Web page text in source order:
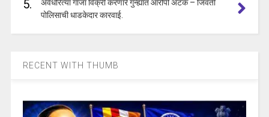
5.
अवैधरित्या गांजा विक्री करणारे गुन्ह्यात आरोपी अटक – जिवती
पोलिसाची धाडकेदार कारवाई.
RECENT WITH THUMB